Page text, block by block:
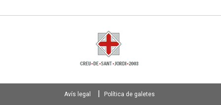
Avís legal Política de galetes